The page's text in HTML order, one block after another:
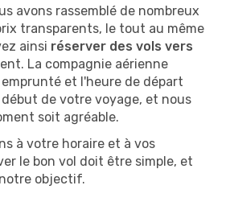
avons rassemblé de nombreux
transparents, le tout au même
ainsi réserver des vols vers
La compagnie aérienne
et l'heure de départ
de votre voyage, et nous
soit agréable.
à votre horaire et à vos
le bon vol doit être simple, et
objectif.